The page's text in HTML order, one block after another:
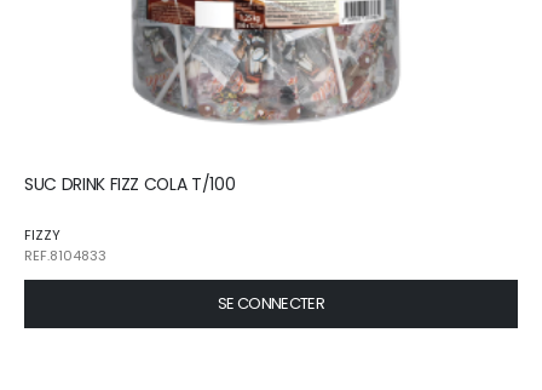
SUC DRINK FIZZ COLA T/100
FIZZY
REF.8104833
SE CONNECTER